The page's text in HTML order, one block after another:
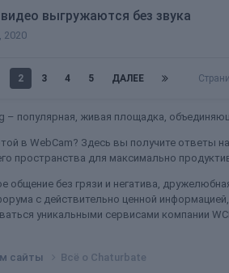
выгружаются без звука
2020
2 3 4 5 ДАЛЕЕ
– популярная, живая площадка,
в WebCam? Здесь вы получите
пространства для максимально
общение без грязи и негатива,
с действительно ценной
уникальными сервисами компании
сайты Всё о Chaturbate